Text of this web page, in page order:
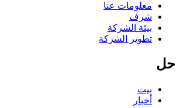
معلومات عنا
شرف
بيئة الشركة
تطوير الشركة
حل
بيت
أخبار